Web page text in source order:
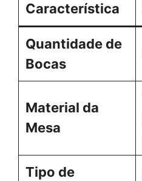
Característica
Quantidade de
Bocas
Material da
Mesa
Tipo de